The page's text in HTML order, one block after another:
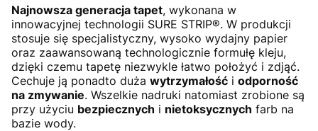
Najnowsza generacja tapet, wykonana w
innowacyjnej technologii SURE STRIP®. W produkcji
stosuje się specjalistyczny, wysoko wydajny papier
oraz zaawansowaną technologicznie formułę kleju,
dzięki czemu tapetę niezwykle łatwo położyć i zdjąć.
Cechuje ją ponadto duża wytrzymałość i odporność
na zmywanie. Wszelkie nadruki natomiast zrobione są
przy użyciu bezpiecznych i nietoksycznych farb na
bazie wody.